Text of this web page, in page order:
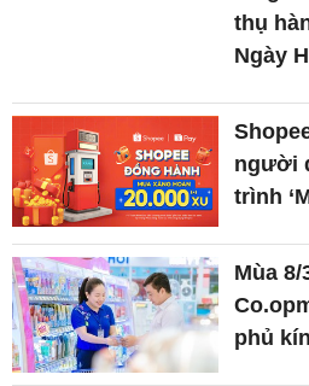
thụ
Ngày
người
trình
Mùa
phủ